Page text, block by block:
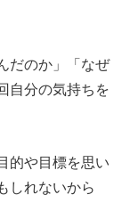
だのか」「なぜ
自分の気持ちを
的や目標を思い
しれないから